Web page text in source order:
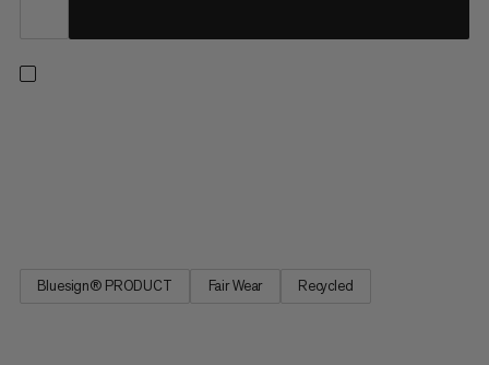
Bluesign® PRODUCT Fair Wear Recycled